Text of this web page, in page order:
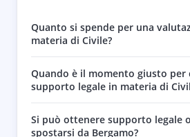
Quanto si spende per una
materia di Civile?
Quando è il momento giusto per
supporto legale in materia di
Si può ottenere supporto legale
spostarsi da Bergamo?